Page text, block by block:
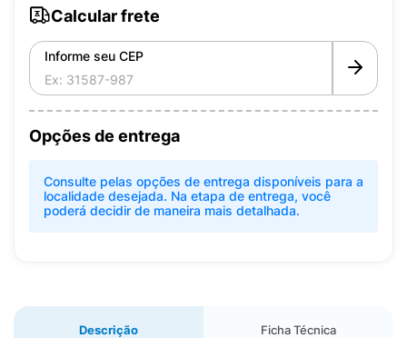
Calcular frete
Informe seu CEP
Opções de entrega
Consulte pelas opções de entrega disponíveis para a
localidade desejada. Na etapa de entrega, você
poderá decidir de maneira mais detalhada.
Descrição Ficha Técnica